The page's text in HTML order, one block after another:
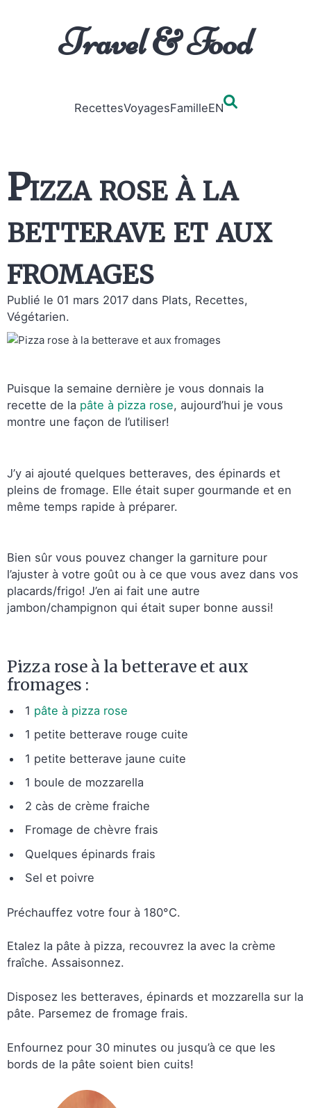
Travel & Food
RecettesVoyagesFamilleEN
Pizza rose à la
betterave et aux
fromages
Publié le 01 mars 2017 dans Plats, Recettes,
Végétarien.
Puisque la semaine dernière je vous donnais la
recette de la pâte à pizza rose, aujourd’hui je vous
montre une façon de l’utiliser!
J’y ai ajouté quelques betteraves, des épinards et
pleins de fromage. Elle était super gourmande et en
même temps rapide à préparer.
Bien sûr vous pouvez changer la garniture pour
l’ajuster à votre goût ou à ce que vous avez dans vos
placards/frigo! J’en ai fait une autre
jambon/champignon qui était super bonne aussi!
Pizza rose à la betterave et aux
fromages :
1 pâte à pizza rose
1 petite betterave rouge cuite
1 petite betterave jaune cuite
1 boule de mozzarella
2 càs de crème fraiche
Fromage de chèvre frais
Quelques épinards frais
Sel et poivre
Préchauffez votre four à 180°C.
Etalez la pâte à pizza, recouvrez la avec la crème
fraîche. Assaisonnez.
Disposez les betteraves, épinards et mozzarella sur la
pâte. Parsemez de fromage frais.
Enfournez pour 30 minutes ou jusqu’à ce que les
bords de la pâte soient bien cuits!